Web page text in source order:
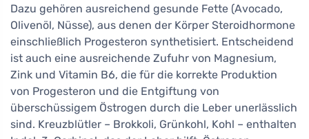
Dazu gehören ausreichend gesunde Fette (Avocado,
Olivenöl, Nüsse), aus denen der Körper Steroidhormone
einschließlich Progesteron synthetisiert. Entscheidend
ist auch eine ausreichende Zufuhr von Magnesium,
Zink und Vitamin B6, die für die korrekte Produktion
von Progesteron und die Entgiftung von
überschüssigem Östrogen durch die Leber unerlässlich
sind. Kreuzblütler – Brokkoli, Grünkohl, Kohl – enthalten